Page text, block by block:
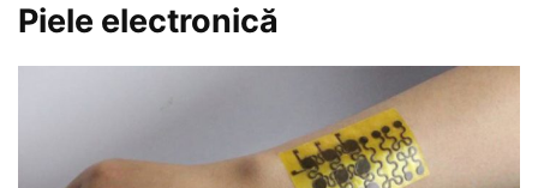
Piele electronică